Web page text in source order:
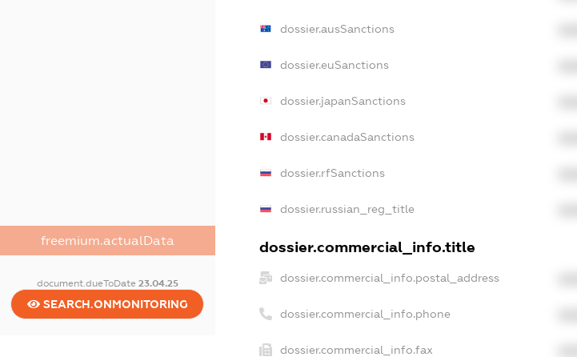
freemium.actualData
document.dueToDate 23.04.25
SEARCH.ONMONITORING
dossier.ausSanctions
dossier.euSanctions
dossier.japanSanctions
dossier.canadaSanctions
dossier.rfSanctions
dossier.russian_reg_title
dossier.commercial_info.title
dossier.commercial_info.postal_address
dossier.commercial_info.phone
dossier.commercial_info.fax